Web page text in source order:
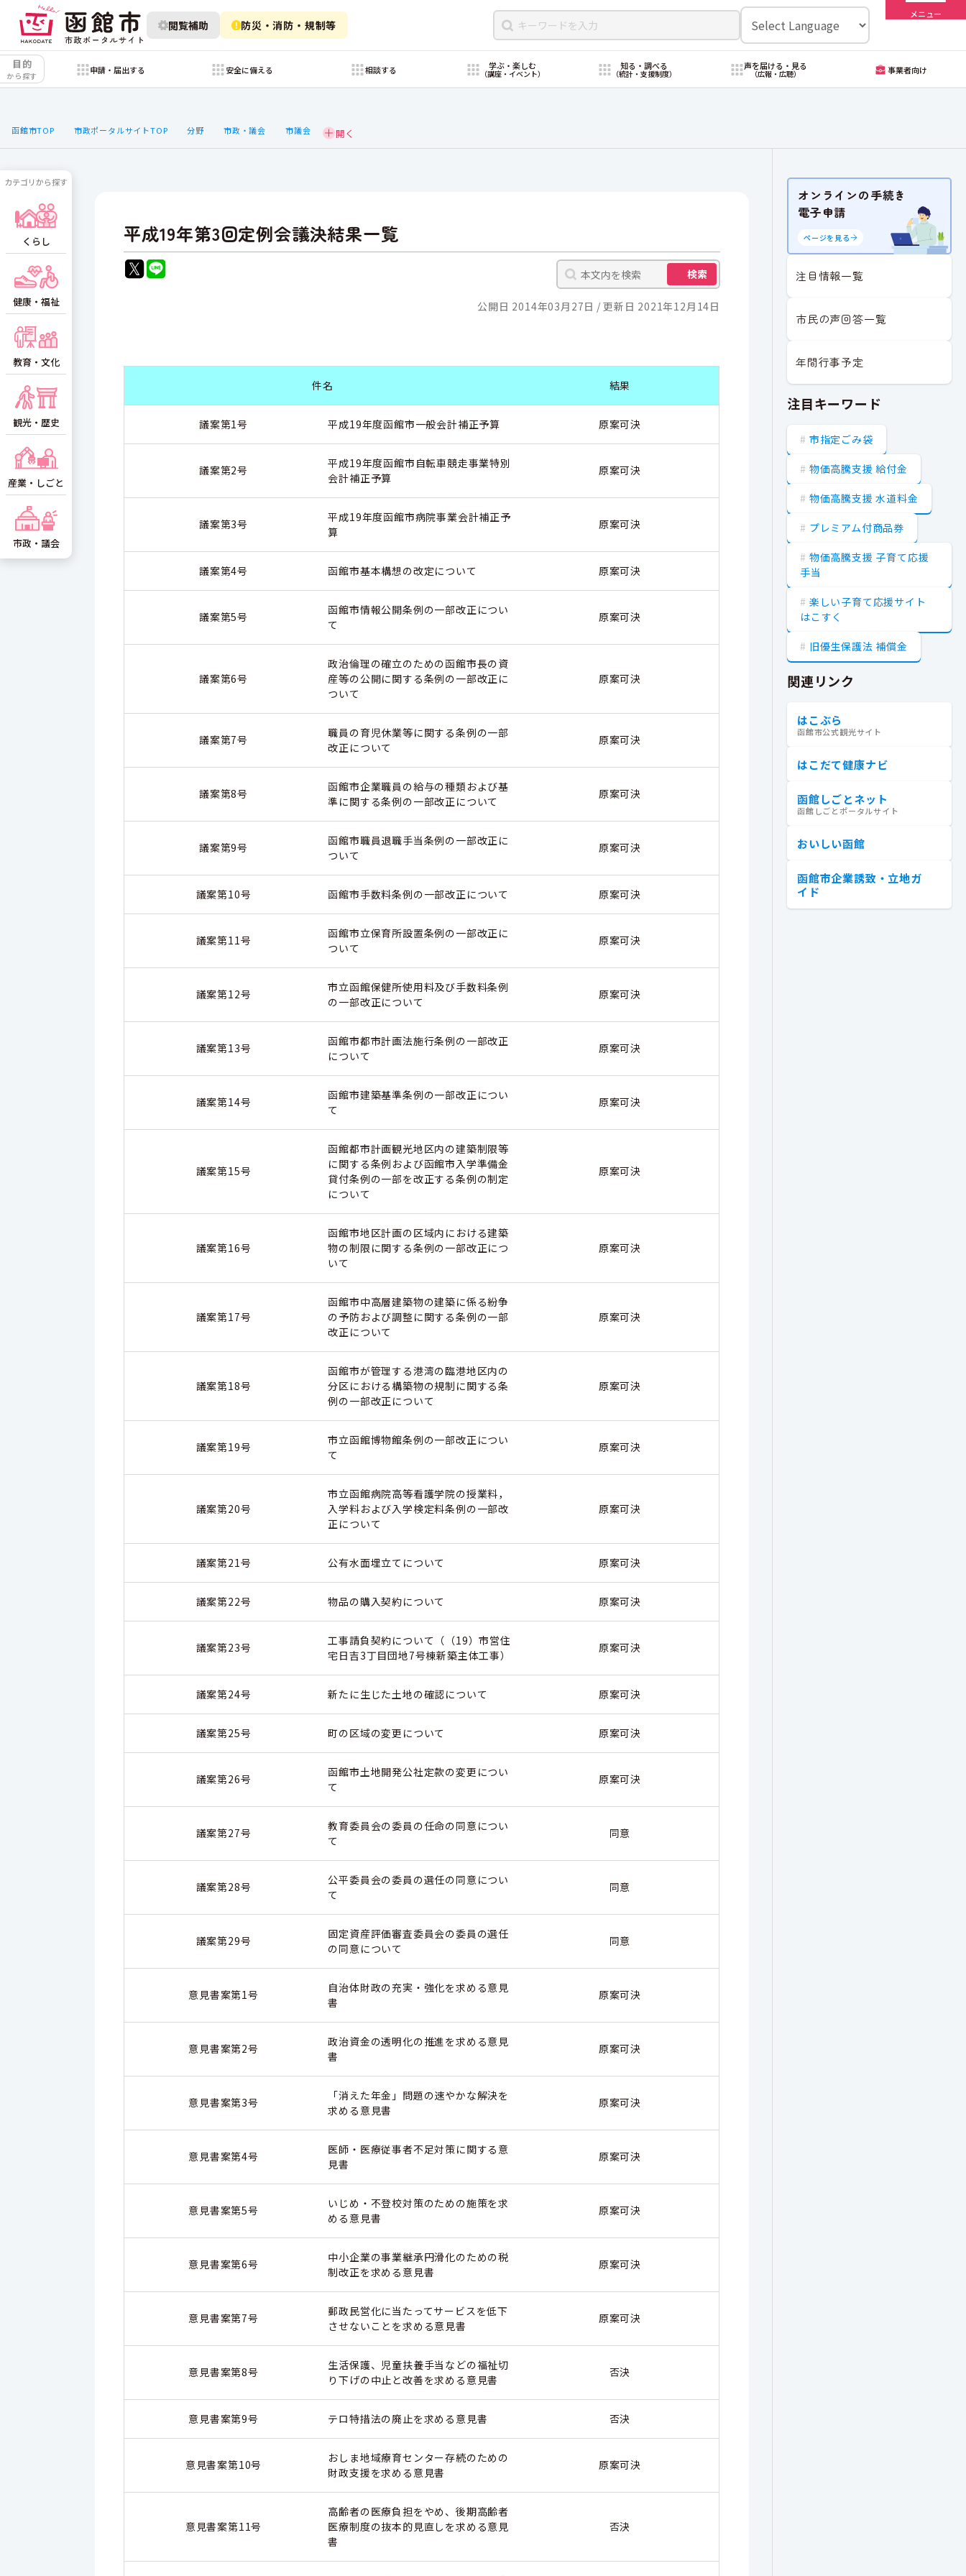
閲覧補助 防災・消防・規制等
メニュー
目的
から探す
申請・届出する 安全に備える 相談する 学ぶ・楽しむ
（講座・イベント）
知る・調べる
（統計・支援制度）
声を届ける・見る
（広報・広聴） 事業者向け
函館市TOP 市政ポータルサイトTOP 分野 市政・議会 市議会
平成19年第3回定例会議決結果一覧
検索
公開日 2014年03月27日 更新日 2021年12月14日
件名 結果
議案第1号 平成19年度函館市一般会計補正予算 原案可決
議案第2号
平成19年度函館市自転車競走事業特別
会計補正予算
原案可決
議案第3号
平成19年度函館市病院事業会計補正予
算
原案可決
議案第4号 函館市基本構想の改定について 原案可決
議案第5号
函館市情報公開条例の一部改正につい
て
原案可決
議案第6号
政治倫理の確立のための函館市長の資
産等の公開に関する条例の一部改正に
ついて
原案可決
議案第7号
職員の育児休業等に関する条例の一部
改正について
原案可決
議案第8号
函館市企業職員の給与の種類および基
準に関する条例の一部改正について
原案可決
議案第9号
函館市職員退職手当条例の一部改正に
ついて
原案可決
議案第10号 函館市手数料条例の一部改正について 原案可決
議案第11号
函館市立保育所設置条例の一部改正に
ついて
原案可決
議案第12号
市立函館保健所使用料及び手数料条例
の一部改正について
原案可決
議案第13号
函館市都市計画法施行条例の一部改正
について
原案可決
議案第14号
函館市建築基準条例の一部改正につい
て
原案可決
議案第15号
函館都市計画観光地区内の建築制限等
に関する条例および函館市入学準備金
貸付条例の一部を改正する条例の制定
について
原案可決
議案第16号
函館市地区計画の区域内における建築
物の制限に関する条例の一部改正につ
いて
原案可決
議案第17号
函館市中高層建築物の建築に係る紛争
の予防および調整に関する条例の一部
改正について
原案可決
議案第18号
函館市が管理する港湾の臨港地区内の
分区における構築物の規制に関する条
例の一部改正について
原案可決
議案第19号
市立函館博物館条例の一部改正につい
て
原案可決
議案第20号
市立函館病院高等看護学院の授業料，
入学料および入学検定料条例の一部改
正について
原案可決
議案第21号 公有水面埋立てについて 原案可決
議案第22号 物品の購入契約について 原案可決
議案第23号
工事請負契約について（（19）市営住
宅日吉3丁目団地7号棟新築主体工事）
原案可決
議案第24号 新たに生じた土地の確認について 原案可決
議案第25号 町の区域の変更について 原案可決
議案第26号
函館市土地開発公社定款の変更につい
て
原案可決
議案第27号
教育委員会の委員の任命の同意につい
て
同意
議案第28号
公平委員会の委員の選任の同意につい
て
同意
議案第29号
固定資産評価審査委員会の委員の選任
の同意について
同意
意見書案第1号
自治体財政の充実・強化を求める意見
書
原案可決
意見書案第2号
政治資金の透明化の推進を求める意見
書
原案可決
意見書案第3号
「消えた年金」問題の速やかな解決を
求める意見書
原案可決
意見書案第4号
医師・医療従事者不足対策に関する意
見書
原案可決
意見書案第5号
いじめ・不登校対策のための施策を求
める意見書
原案可決
意見書案第6号
中小企業の事業継承円滑化のための税
制改正を求める意見書
原案可決
意見書案第7号
郵政民営化に当たってサービスを低下
させないことを求める意見書
原案可決
意見書案第8号
生活保護、児童扶養手当などの福祉切
り下げの中止と改善を求める意見書
否決
意見書案第9号 テロ特措法の廃止を求める意見書 否決
意見書案第10号
おしま地域療育センター存続のための
財政支援を求める意見書
原案可決
意見書案第11号
高齢者の医療負担をやめ、後期高齢者
医療制度の抜本的見直しを求める意見
書
否決
カテゴリから探す
くらし
健康・福祉
教育・文化
観光・歴史
産業・しごと
市政・議会
オンラインの手続き
電子申請
ページを見る
注目情報一覧
市民の声回答一覧
年間行事予定
注目キーワード
市指定ごみ袋
物価高騰支援 給付金
物価高騰支援 水道料金
プレミアム付商品券
物価高騰支援 子育て応援
手当
楽しい子育て応援サイト
はこすく
旧優生保護法 補償金
関連リンク
はこぶら
函館市公式観光サイト
はこだて健康ナビ
函館しごとネット
函館しごとポータルサイト
おいしい函館
函館市企業誘致・立地ガ
イド